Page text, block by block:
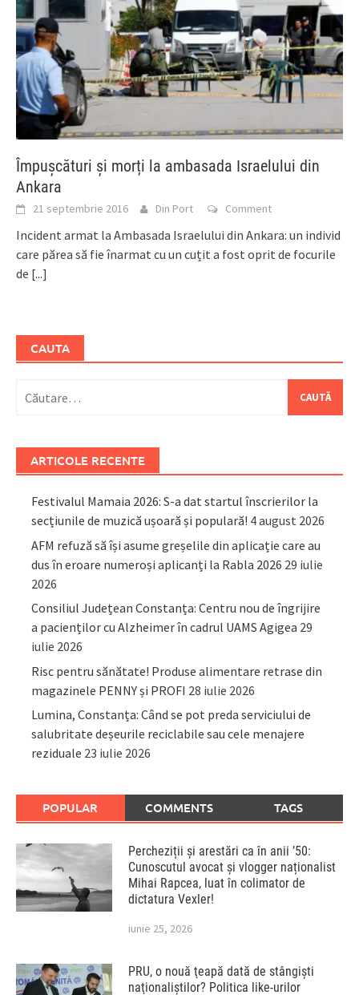
Împușcături și morți la ambasada Israelului din
Ankara
21 septembrie 2016 Din Port Comment
Incident armat la Ambasada Israelului din Ankara: un individ
care părea să fie înarmat cu un cuțit a fost oprit de focurile
de [...]
CAUTA
după:
ARTICOLE RECENTE
Festivalul Mamaia 2026: S-a dat startul înscrierilor la
secțiunile de muzică ușoară și populară! 4 august 2026
AFM refuză să își asume greșelile din aplicație care au
dus în eroare numeroși aplicanți la Rabla 2026 29 iulie
2026
Consiliul Județean Constanța: Centru nou de îngrijire
a pacienților cu Alzheimer în cadrul UAMS Agigea 29
iulie 2026
Risc pentru sănătate! Produse alimentare retrase din
magazinele PENNY și PROFI 28 iulie 2026
Lumina, Constanța: Când se pot preda serviciului de
salubritate deșeurile reciclabile sau cele menajere
reziduale 23 iulie 2026
POPULAR COMMENTS TAGS
Percheziții și arestări ca în anii ’50:
Cunoscutul avocat și vlogger naționalist
Mihai Rapcea, luat în colimator de
dictatura Vexler!
iunie 25, 2026
PRU, o nouă ţeapă dată de stângişti
naţionaliştilor? Politica like-urilor